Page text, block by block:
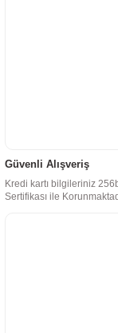
Güvenli Alışveriş
Kredi kartı bilgileriniz
Sertifikası ile